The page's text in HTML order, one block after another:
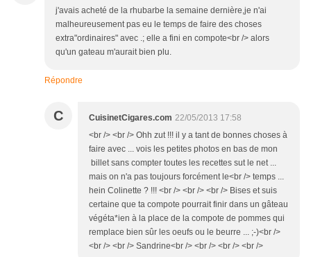
j'avais acheté de la rhubarbe la semaine dernière,je n'ai
malheureusement pas eu le temps de faire des choses
extra"ordinaires" avec .; elle a fini en compote<br /> alors
qu'un gateau m'aurait bien plu.
Répondre
C CuisinetCigares.com 22/05/2013 17:58
<br /> <br /> Ohh zut !!! il y a tant de bonnes choses à
faire avec ... vois les petites photos en bas de mon
billet sans compter toutes les recettes sut le net ...
mais on n'a pas toujours forcément le<br /> temps ...
hein Colinette ? !!! <br /> <br /> <br /> Bises et suis
certaine que ta compote pourrait finir dans un gâteau
végéta*ien à la place de la compote de pommes qui
remplace bien sûr les oeufs ou le beurre ... ;-)<br />
<br /> <br /> Sandrine<br /> <br /> <br /> <br />